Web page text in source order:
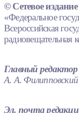
© Сетевое
«Федеральное
Всероссийская
Главный редактор
А. А. Филипповский
Эл. почта